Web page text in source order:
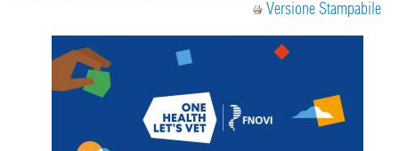
Versione Stampabile